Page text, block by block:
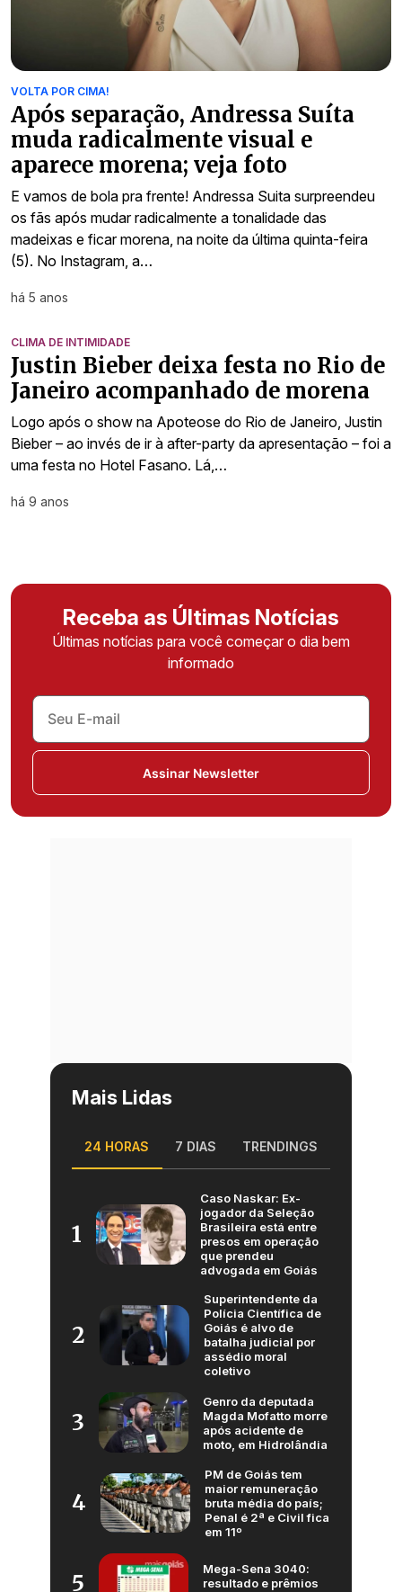
VOLTA POR CIMA!
Após separação, Andressa Suíta
muda radicalmente visual e
aparece morena; veja foto
E vamos de bola pra frente! Andressa Suita surpreendeu
os fãs após mudar radicalmente a tonalidade das
madeixas e ficar morena, na noite da última quinta-feira
(5). No Instagram, a…
há 5 anos
CLIMA DE INTIMIDADE
Justin Bieber deixa festa no Rio de
Janeiro acompanhado de morena
Logo após o show na Apoteose do Rio de Janeiro, Justin
Bieber – ao invés de ir à after-party da apresentação – foi a
uma festa no Hotel Fasano. Lá,…
há 9 anos
Receba as Últimas Notícias
Últimas notícias para você começar o dia bem
informado
Assinar Newsletter
Mais Lidas
24 HORAS 7 DIAS TRENDINGS
1
Caso Naskar: Ex-
jogador da Seleção
Brasileira está entre
presos em operação
que prendeu
advogada em Goiás
2
Superintendente da
Polícia Científica de
Goiás é alvo de
batalha judicial por
assédio moral
coletivo
3
Genro da deputada
Magda Mofatto morre
após acidente de
moto, em Hidrolândia
4
PM de Goiás tem
maior remuneração
bruta média do país;
Penal é 2ª e Civil fica
em 11º
5
Mega-Sena 3040:
resultado e prêmios